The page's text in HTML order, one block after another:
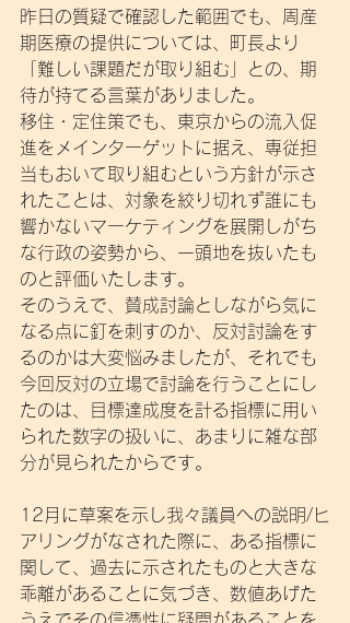
昨日の質疑で確認した範囲でも、周産
期医療の提供については、町長より
「難しい課題だが取り組む」との、期
待が持てる言葉がありました。
移住・定住策でも、東京からの流入促
進をメインターゲットに据え、専従担
当もおいて取り組むという方針が示さ
れたことは、対象を絞り切れず誰にも
響かないマーケティングを展開しがち
な行政の姿勢から、一頭地を抜いたも
のと評価いたします。
そのうえで、賛成討論としながら気に
なる点に釘を刺すのか、反対討論をす
るのかは大変悩みましたが、それでも
今回反対の立場で討論を行うことにし
たのは、目標達成度を計る指標に用い
られた数字の扱いに、あまりに雑な部
分が見られたからです。
12月に草案を示し我々議員への説明/ヒ
アリングがなされた際に、ある指標に
関して、過去に示されたものと大きな
乖離があることに気づき、数値あげた